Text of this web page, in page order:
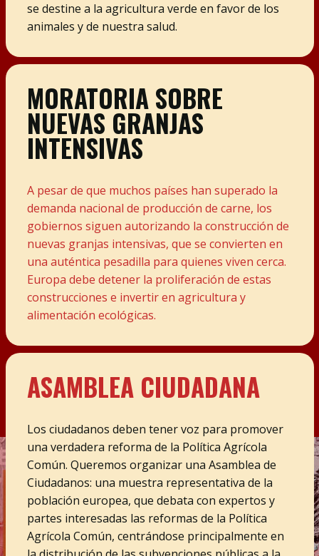
se destine a la agricultura verde en favor de los
animales y de nuestra salud.
MORATORIA SOBRE
NUEVAS GRANJAS
INTENSIVAS
A pesar de que muchos países han superado la
demanda nacional de producción de carne, los
gobiernos siguen autorizando la construcción de
nuevas granjas intensivas, que se convierten en
una auténtica pesadilla para quienes viven cerca.
Europa debe detener la proliferación de estas
construcciones e invertir en agricultura y
alimentación ecológicas.
ASAMBLEA CIUDADANA
Los ciudadanos deben tener voz para promover
una verdadera reforma de la Política Agrícola
Común. Queremos organizar una Asamblea de
Ciudadanos: una muestra representativa de la
población europea, que debata con expertos y
partes interesadas las reformas de la Política
Agrícola Común, centrándose principalmente en